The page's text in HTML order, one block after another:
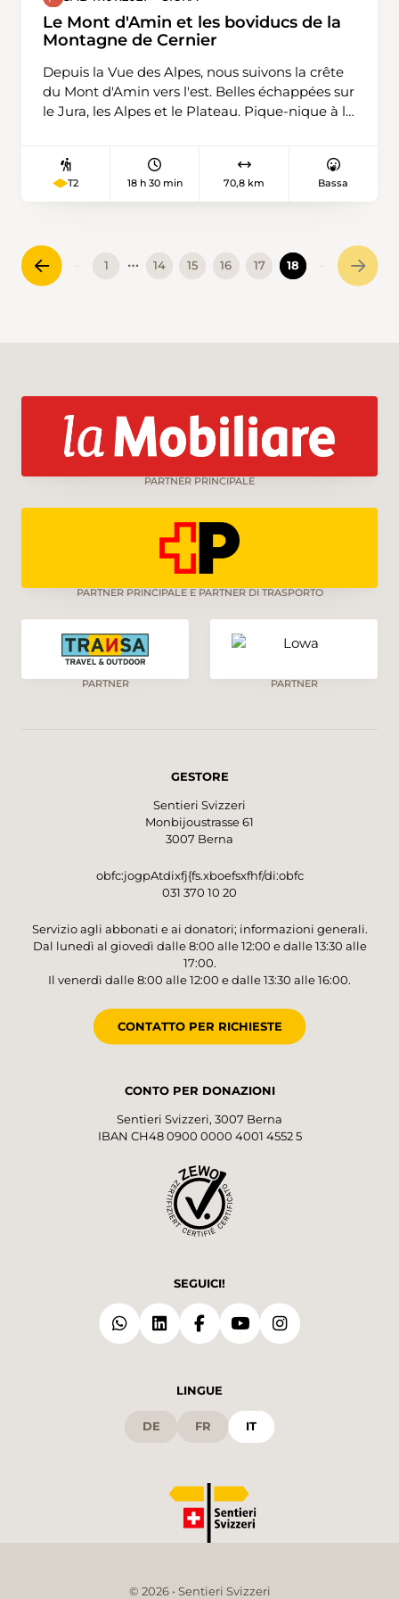
commencerons à Fankhaus (Trub) 879m,
Höchstalden 1221m Schlüchtli 1278m Napf
Totegg 1246m Chrüzbode 1155m et retour au
pont de départ.
Le Mont d'Amin et les boviducs de la
Montagne de Cernier
Depuis la Vue des Alpes, nous suivons la crête
du Mont d'Amin vers l'est. Belles échappées sur
le Jura, les Alpes et le Plateau. Pique-nique à la
Montagne de Cernier. Ce sont des chemins
destinés au départ au bétail, encadrés par des
T2 18 h 30 min 70,8 km Bassa
1 … 14 15 16 17 18
PARTNER PRINCIPALE
PARTNER PRINCIPALE E PARTNER DI TRASPORTO
PARTNER PARTNER
GESTORE
Sentieri Svizzeri
Monbijoustrasse 61
3007 Berna
obfc:jogpAtdixfj{fs.xboefsxfhf/di:obfc
031 370 10 20
Servizio agli abbonati e ai donatori; informazioni generali.
Dal lunedì al giovedì dalle 8:00 alle 12:00 e dalle 13:30 alle
17:00.
Il venerdì dalle 8:00 alle 12:00 e dalle 13:30 alle 16:00.
CONTATTO PER RICHIESTE
CONTO PER DONAZIONI
Sentieri Svizzeri, 3007 Berna
IBAN CH48 0900 0000 4001 4552 5
SEGUICI!
LINGUE
DE FR IT
© 2026 • Sentieri Svizzeri